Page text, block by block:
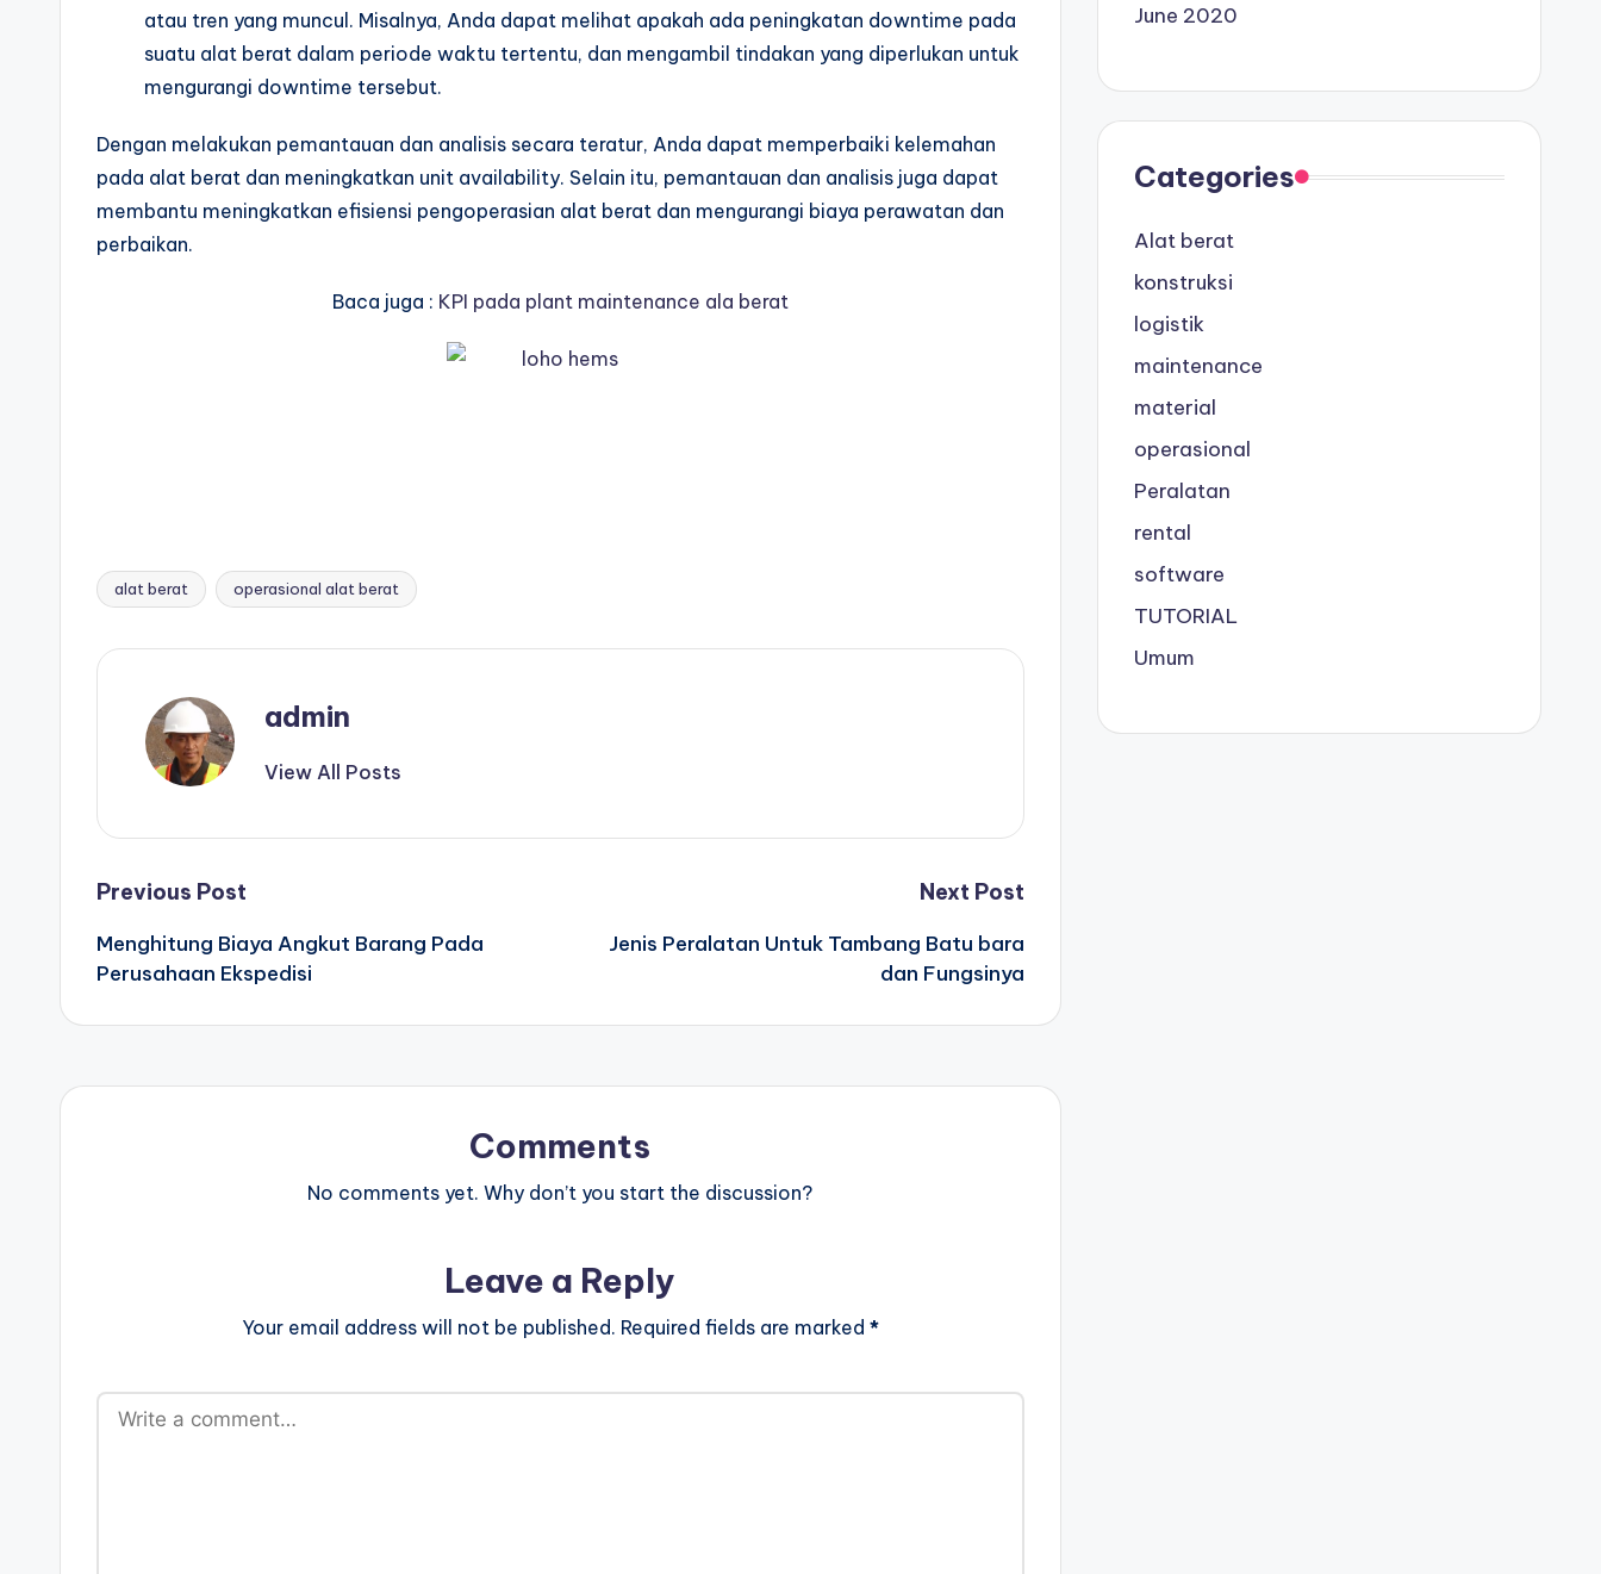
atau tren yang muncul. Misalnya, Anda dapat melihat apakah ada peningkatan downtime pada
suatu alat berat dalam periode waktu tertentu, dan mengambil tindakan yang diperlukan untuk
mengurangi downtime tersebut.
Dengan melakukan pemantauan dan analisis secara teratur, Anda dapat memperbaiki kelemahan
pada alat berat dan meningkatkan unit availability. Selain itu, pemantauan dan analisis juga dapat
membantu meningkatkan efisiensi pengoperasian alat berat dan mengurangi biaya perawatan dan
perbaikan.
Baca juga : KPI pada plant maintenance ala berat
Tags:
alat berat operasional alat berat
admin
View All Posts
Post
navigation
Previous Post
Menghitung Biaya Angkut Barang Pada
Perusahaan Ekspedisi
Next Post
Jenis Peralatan Untuk Tambang Batu bara
dan Fungsinya
Comments
No comments yet. Why don’t you start the discussion?
Leave a Reply
Your email address will not be published. Required fields are marked *
June 2020
Categories
Alat berat
konstruksi
logistik
maintenance
material
operasional
Peralatan
rental
software
TUTORIAL
Umum